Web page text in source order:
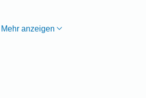
Mehr anzeigen